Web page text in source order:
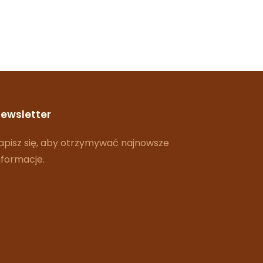
się, aby otrzymywać najnowsze